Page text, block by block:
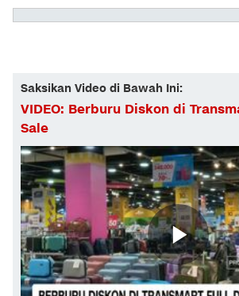
Saksikan Video di Bawah Ini:
VIDEO: Berburu Diskon di
Sale